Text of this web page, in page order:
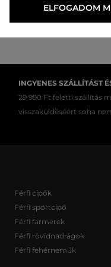
INGYENES SZÁLLÍTÁST
29 990 Ft feletti szállítás
visszaküldéséért soha
Férfi cipők
Férfi sportcipő
Férfi farmerek
Férfi rövidnadrágok
Férfi fehérneműk
ELFOGADOM